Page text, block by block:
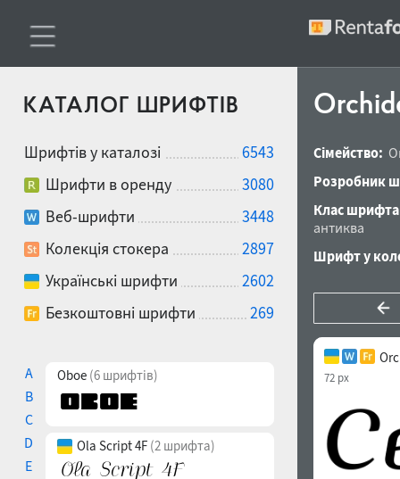
КАТАЛОГ ШРИФТІВ
Шрифтів у каталозі
6543
Шрифти в оренду
3080
Веб-шрифти
3448
Колекція стокера
2897
Українські шрифти
2602
Безкоштовні шрифти
269
A
B
C
D
E
Oboe (6 шрифтів)
Ola Script 4F (2 шрифта)
Сімейство:
Розробник
Клас
антиква
Шрифт у
72 px